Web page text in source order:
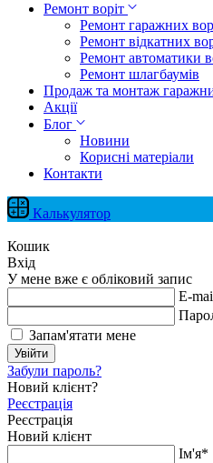
Ремонт воріт
Ремонт гаражних
Ремонт відкатних
Ремонт автоматики
Ремонт шлагбаумів
Продаж та монтаж
Акції
Блог
Новини
Корисні матеріали
Контакти
Калькулятор
Кошик
Вхід
У мене вже є обліковий запис
E-
Запам'ятати мене
Увійти
Забули пароль?
Новий клієнт?
Реєстрація
Реєстрація
Новий клієнт
Ім'я*